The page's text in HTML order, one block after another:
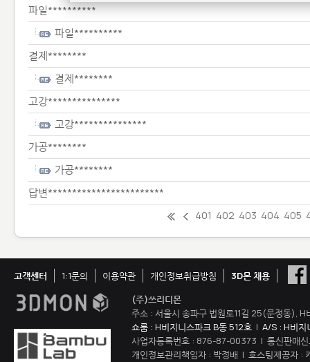
파일**********
파일**********
결제********
결제********
고강***************
고강***************
가공********
가공********
답변************************
401 402 403 404 405
고객센터 1:1문의 이용약관 개인정보취급방침
3D몬 채용
(주)쓰리디몬
주소 : 서울시 송파구 법원로11길 25(문정동),
쇼룸 : H비지니스파크 B동 512호 | A/S : H비지
사업자등록번호 : 876-87-00373 | 통신판매
개인정보관리책임자 : 박정배 | 호스팅제공자 :